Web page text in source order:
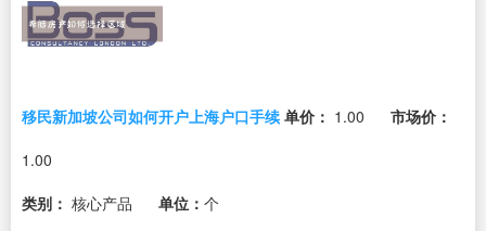
移民新加坡公司如何开户上海户口手续 单价： 1.00
市场价：
1.00
类别： 核心产品 单位： 个